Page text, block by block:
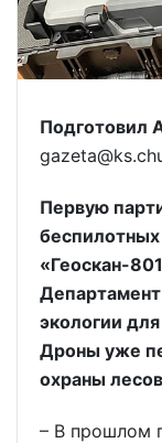
Подготовил
Первую
«Геоскан-
экологии
Дроны уже
охраны
– В прошлом